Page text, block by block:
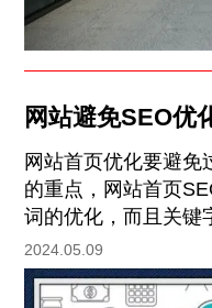
网站避免SEO优
网站首页优化要避免
的重点，网站首页
词的优化，而且关键
键词的分布遵循自左
更容易让搜索引擎抓
2024.05.09